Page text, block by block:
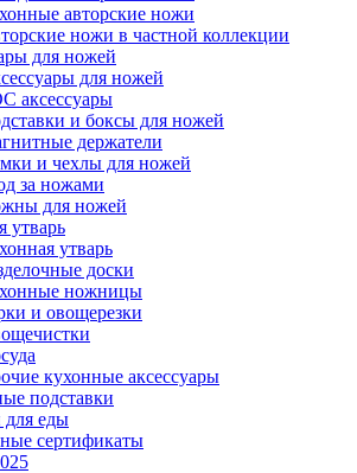
авторские ножи
ножи в частной коллекции
для ножей
для ножей
аксессуары
и боксы для ножей
держатели
и чехлы для ножей
за ножами
для ножей
утварь
утварь
доски
ножницы
и овощерезки
кухонные аксессуары
подставки
еды
сертификаты